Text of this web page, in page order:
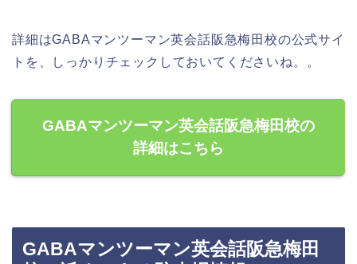
詳細はGABAマンツーマン英会話阪急梅田校の公式サイ
トを、しっかりチェックしておいてくださいね。。
GABAマンツーマン英会話阪急梅田校の
詳細はこちら
GABAマンツーマン英会話阪急梅田